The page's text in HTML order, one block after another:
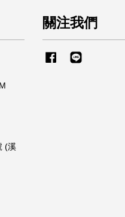
(溪
關注我們
Facebook